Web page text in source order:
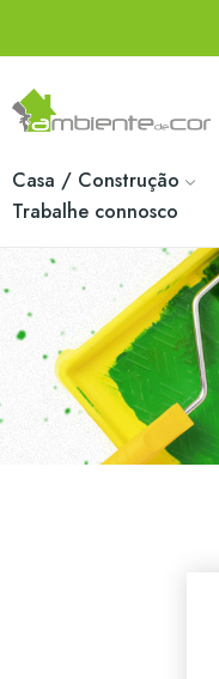
Casa / Construção
Trabalhe connosco